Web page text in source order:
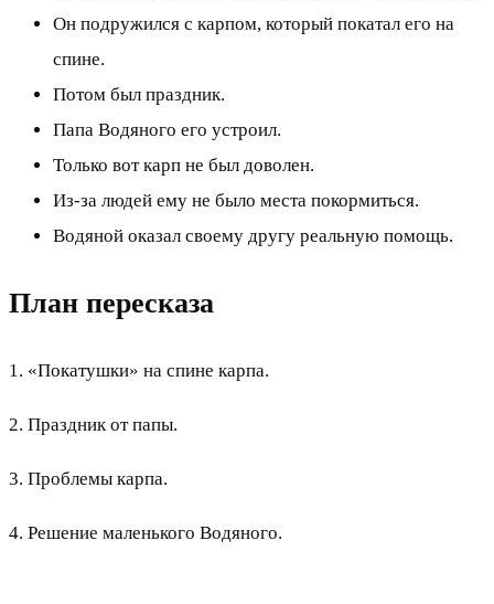
Он подружился с карпом, который покатал его на
спине.
Потом был праздник.
Папа Водяного его устроил.
Только вот карп не был доволен.
Из-за людей ему не было места покормиться.
Водяной оказал своему другу реальную помощь.
План пересказа
1. «Покатушки» на спине карпа.
2. Праздник от папы.
3. Проблемы карпа.
4. Решение маленького Водяного.